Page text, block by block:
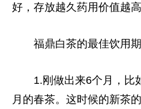
好，存放越久药用价值越
福鼎白茶的最佳饮用期
1.刚做出来6个月，比
月的春茶。这时候的新茶